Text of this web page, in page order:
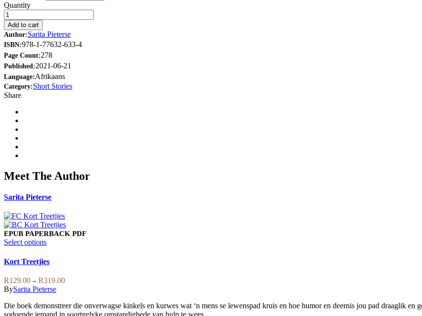
Quantity
Add to cart
Author:Sarita Pieterse
ISBN:978-1-77632-633-4
Page Count:278
Published:2021-06-21
Language:Afrikaans
Category:Short Stories
Share
Meet The Author
Sarita Pieterse
EPUB PAPERBACK PDF
Select optionsThis
has
multiple
variants.
The
options
may
be
Kort Treetjies
R129.00 – R319.00Price
through
BySarita Pieterse
Die boek demonstreer die onverwagse kinkels en kurwes wat ‘n mens se lewenspad kruis en hoe humor en deernis jou pad draaglik
sodoende iemand in soortgelyke omstandighede van hulp te wees.